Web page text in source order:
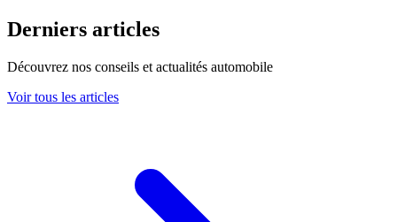
Derniers articles
Découvrez nos conseils et actualités automobile
Voir tous les articles